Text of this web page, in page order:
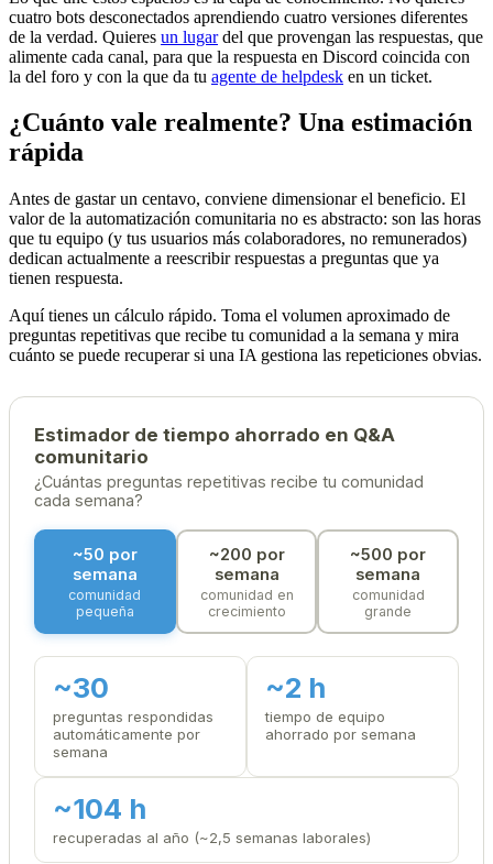
cuatro bots desconectados aprendiendo cuatro versiones diferentes
de la verdad. Quieres un lugardel que provengan las respuestas, que
alimente cada canal, para que la respuesta en Discord coincida con
la del foro y con la que da tu agente de helpdesk en un ticket.
¿Cuánto vale realmente? Una estimación
rápida
Antes de gastar un centavo, conviene dimensionar el beneficio. El
valor de la automatización comunitaria no es abstracto: son las horas
que tu equipo (y tus usuarios más colaboradores, no remunerados)
dedican actualmente a reescribir respuestas a preguntas que ya
tienen respuesta.
Aquí tienes un cálculo rápido. Toma el volumen aproximado de
preguntas repetitivas que recibe tu comunidad a la semana y mira
cuánto se puede recuperar si una IA gestiona las repeticiones obvias.
Estimador de tiempo ahorrado en Q&A
comunitario
¿Cuántas preguntas repetitivas recibe tu comunidad
cada semana?
~50 por
semana
comunidad
pequeña
~200 por
semana
comunidad en
crecimiento
~500 por
semana
comunidad
grande
~30
preguntas respondidas
automáticamente por
semana
~2 h
tiempo de equipo
ahorrado por semana
~104 h
recuperadas al año (~2,5 semanas laborales)